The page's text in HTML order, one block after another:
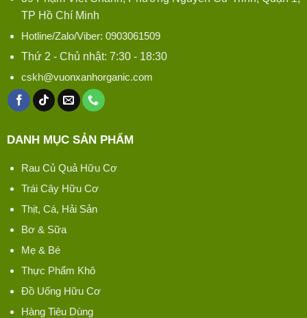
TP Hồ Chí Minh
Hotline/Zalo/Viber: 0903061509
Thứ 2 - Chủ nhật: 7:30 - 18:30
cskh@vuonxanhorganic.com
DANH MỤC SẢN PHẨM
Rau Củ Quả Hữu Cơ
Trái Cây Hữu Cơ
Thịt, Cá, Hải Sản
Bơ & Sữa
Mẹ & Bé
Thực Phẩm Khô
Đồ Uống Hữu Cơ
Hàng Tiêu Dùng